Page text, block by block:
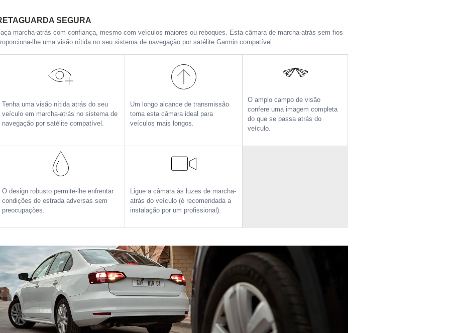
SEGURA
marcha-atrás com confiança, mesmo com veículos maiores ou reboques. Esta câmara de marcha-atrás sem fios
lhe uma visão nítida no seu sistema de navegação por satélite Garmin compatível.
Tenha uma visão nítida atrás do seu
veículo em marcha-atrás no sistema de
navegação por satélite compatível.
Um longo alcance de transmissão
torna esta câmara ideal para
veículos mais longos.
O amplo campo de visão
confere uma imagem completa
do que se passa atrás do
veículo.
O design robusto permite-lhe enfrentar
condições de estrada adversas sem
preocupações.
Ligue a câmara às luzes de marcha-
atrás do veículo (é recomendada a
instalação por um profissional).